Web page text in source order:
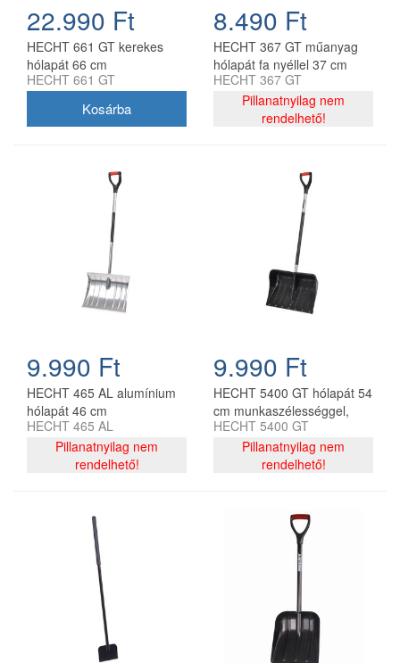
22.990 Ft
HECHT 661 GT kerekes
hólapát 66 cm
munkaszélesség 140 cm
HECHT 661 GT
8.490 Ft
HECHT 367 GT műanyag
hólapát fa nyéllel 37 cm
munkaszélesség 125 cm
HECHT 367 GT
Pillanatnyilag nem
rendelhető!
9.990 Ft
HECHT 465 AL alumínium
hólapát 46 cm
munkaszélességgel, 130
cm nyéllel
HECHT 465 AL
Pillanatnyilag nem
rendelhető!
9.990 Ft
HECHT 5400 GT hólapát 54
cm munkaszélességgel,
141 cm nyéllel
HECHT 5400 GT
Pillanatnyilag nem
rendelhető!